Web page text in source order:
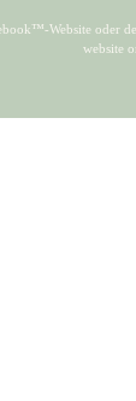
Website
website